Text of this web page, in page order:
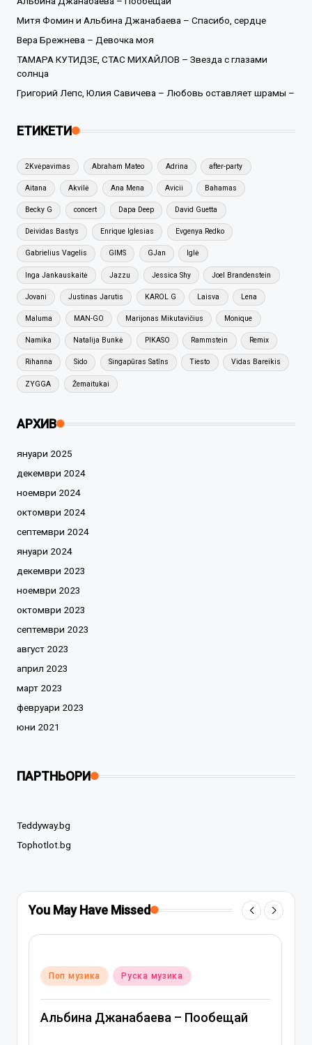
Митя Фомин и Альбина Джанабаева – Спасибо, сердце
Вера Брежнева – Девочка моя
ТАМАРА КУТИДЗЕ, СТАС МИХАЙЛОВ – Звезда с глазами
солнца
Григорий Лепс, Юлия Савичева – Любовь оставляет шрамы –
ЕТИКЕТИ
2Kvėpavimas Abraham Mateo Adrina after-party
Aitana Akvilė Ana Mena Avicii Bahamas
Becky G concert Dapa Deep David Guetta
Deividas Bastys Enrique Iglesias Evgenya Redko
Gabrielius Vagelis GIMS GJan Iglė
Inga Jankauskaitė Jazzu Jessica Shy Joel Brandenstein
Jovani Justinas Jarutis KAROL G Laisva Lena
Maluma MAN-GO Marijonas Mikutavičius Monique
Namika Natalija Bunkė PIKASO Rammstein Remix
Rihanna Sido Singapūras Satīns Tiesto Vidas Bareikis
ZYGGA Žemaitukai
АРХИВ
януари 2025
декември 2024
ноември 2024
октомври 2024
септември 2024
януари 2024
декември 2023
ноември 2023
октомври 2023
септември 2023
август 2023
април 2023
март 2023
февруари 2023
юни 2021
ПАРТНЬОРИ
Teddyway.bg
Tophotlot.bg
You May Have Missed
Posted
Поп музика Руска музика
Альбина Джанабаева – Пообещай